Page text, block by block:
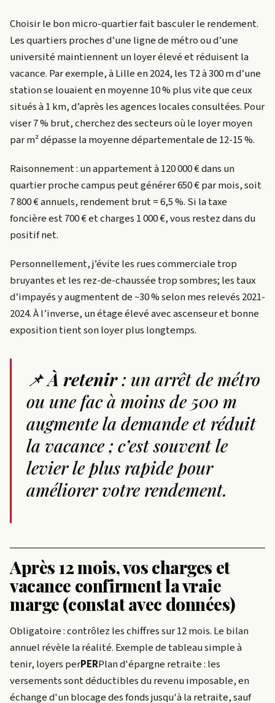
Choisir le bon micro-quartier fait basculer le rendement.
Les quartiers proches d’une ligne de métro ou d’une
université maintiennent un loyer élevé et réduisent la
vacance. Par exemple, à Lille en 2024, les T2 à 300 m d’une
station se louaient en moyenne 10 % plus vite que ceux
situés à 1 km, d’après les agences locales consultées. Pour
viser 7 % brut, cherchez des secteurs où le loyer moyen
par m² dépasse la moyenne départementale de 12-15 %.
Raisonnement : un appartement à 120 000 € dans un
quartier proche campus peut générer 650 € par mois, soit
7 800 € annuels, rendement brut = 6,5 %. Si la taxe
foncière est 700 € et charges 1 000 €, vous restez dans du
positif net.
Personnellement, j’évite les rues commerciale trop
bruyantes et les rez-de-chaussée trop sombres; les taux
d’impayés y augmentent de ~30 % selon mes relevés 2021-
2024. À l’inverse, un étage élevé avec ascenseur et bonne
exposition tient son loyer plus longtemps.
📌À retenir: un arrêt de métro
ou une fac à moins de 500 m
augmente la demande et réduit
la vacance ; c’est souvent le
levier le plus rapide pour
améliorer votre rendement.
Après 12 mois, vos charges et
vacance confirment la vraie
marge (constat avec données)
Obligatoire : contrôlez les chiffres sur 12 mois. Le bilan
annuel révèle la réalité. Exemple de tableau simple à
tenir, loyers perPERPlan d'épargne retraite : les
versements sont déductibles du revenu imposable, en
échange d'un blocage des fonds jusqu'à la retraite, sauf